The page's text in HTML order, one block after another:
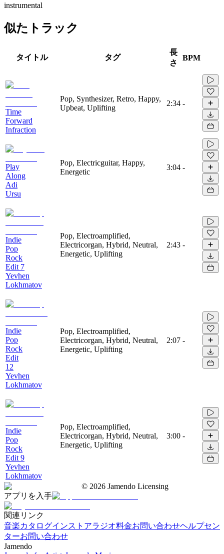
instrumental
似たトラック
タイトル タグ
長
さ
BPM
Time
Forward
Infraction
Pop, Synthesizer, Retro, Happy,
Upbeat, Uplifting
2:34 -
Play
Along
Adi
Ursu
Pop, Electricguitar, Happy,
Energetic
3:04 -
Indie
Pop
Rock
Edit 7
Yevhen
Lokhmatov
Pop, Electroamplified,
Electricorgan, Hybrid, Neutral,
Energetic, Uplifting
2:43 -
Indie
Pop
Rock
Edit
12
Yevhen
Lokhmatov
Pop, Electroamplified,
Electricorgan, Hybrid, Neutral,
Energetic, Uplifting
2:07 -
Indie
Pop
Rock
Edit 9
Yevhen
Lokhmatov
Pop, Electroamplified,
Electricorgan, Hybrid, Neutral,
Energetic, Uplifting
3:00 -
© 2026 Jamendo Licensing
アプリを入手
関連リンク
音楽カタログインストアラジオ料金お問い合わせヘルプセン
ターお問い合わせ
Jamendo